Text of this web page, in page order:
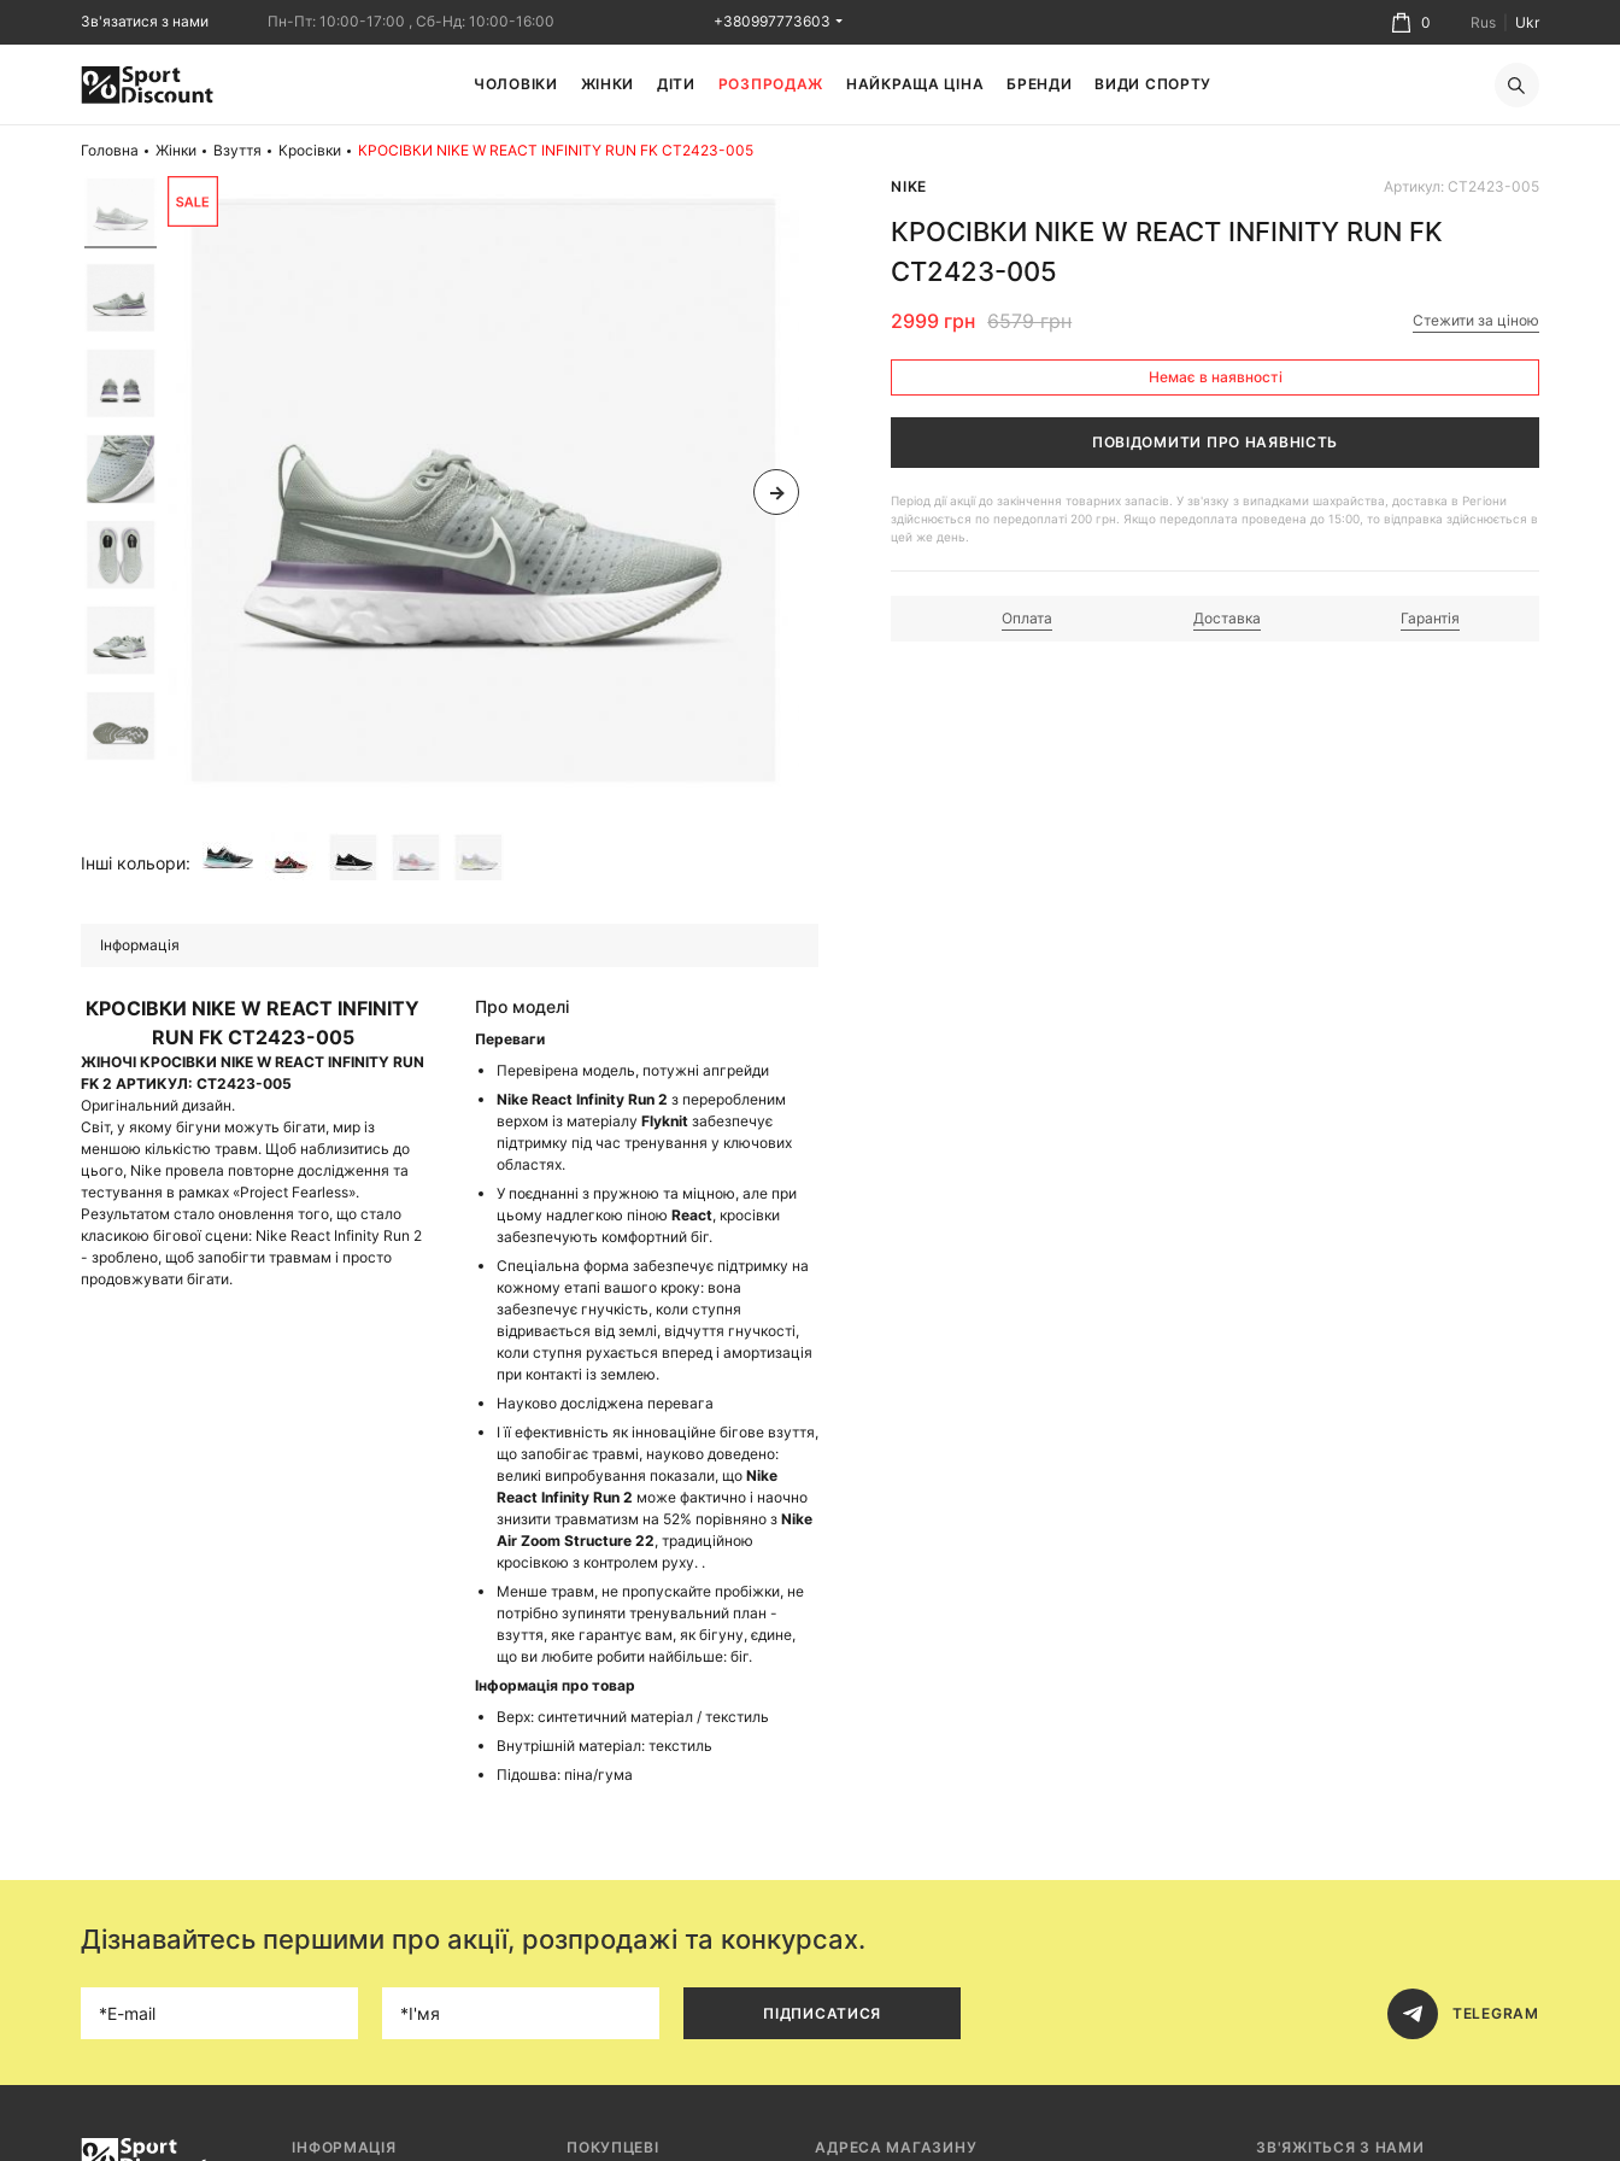
ЧОЛОВІКИ ЖІНКИ ДІТИ РОЗПРОДАЖ НАЙКРАЩА ЦІНА БРЕНДИ ВИДИ СПОРТУ
+380997773603
Зв'язатися з нами Пн-Пт: 10:00-17:00 , Сб-Нд: 10:00-16:00 0 Rus Ukr
Головна Жінки Взуття Кросівки
КРОСІВКИ NIKE W REACT INFINITY RUN FK CT2423-005
NIKE
Артикул: CT2423-005
КРОСІВКИ NIKE W REACT INFINITY RUN FK
CT2423-005
2999 грн 6579 грн Стежити за ціною
Немає в наявності
ПОВІДОМИТИ ПРО НАЯВНІСТЬ
Період дії акції до закінчення товарних запасів. У зв'язку з випадками шахрайства, доставка в Регіони
здійснюється по передоплаті 200 грн. Якщо передоплата проведена до 15:00, то відправка здійснюється в
цей же день.
Оплата Доставка Гарантія
Інші кольори:
Інформація
КРОСІВКИ NIKE W REACT INFINITY
RUN FK CT2423-005
ЖІНОЧІ КРОСІВКИ NIKE W REACT INFINITY RUN
FK 2 АРТИКУЛ: CT2423-005
Оригінальний дизайн.
Світ, у якому бігуни можуть бігати, мир із
меншою кількістю травм. Щоб наблизитись до
цього, Nike провела повторне дослідження та
тестування в рамках «Project Fearless».
Результатом стало оновлення того, що стало
класикою бігової сцени: Nike React Infinity Run 2
- зроблено, щоб запобігти травмам і просто
продовжувати бігати.
Про моделі
Переваги
Перевірена модель, потужні апгрейди
Nike React Infinity Run 2 з переробленим
верхом із матеріалуFlyknitзабезпечує
підтримку під час тренування у ключових
областях.
У поєднанні з пружною та міцною, але при
цьому надлегкою піноюReact, кросівки
забезпечують комфортний біг.
Спеціальна форма забезпечує підтримку на
кожному етапі вашого кроку: вона
забезпечує гнучкість, коли ступня
відривається від землі, відчуття гнучкості,
коли ступня рухається вперед і амортизація
при контакті із землею.
Науково досліджена перевага
І її ефективність як інноваційне бігове взуття,
що запобігає травмі, науково доведено:
великі випробування показали, щоNike
React Infinity Run 2 може фактично і наочно
знизити травматизм на 52% порівняно зNike
Air Zoom Structure 22, традиційною
кросівкою з контролем руху. .
Менше травм, не пропускайте пробіжки, не
потрібно зупиняти тренувальний план -
взуття, яке гарантує вам, як бігуну, єдине,
що ви любите робити найбільше: біг.
Інформація про товар
Верх: синтетичний матеріал / текстиль
Внутрішній матеріал: текстиль
Підошва: піна/гума
Дізнавайтесь першими про акції, розпродажі та конкурсах.
ПІДПИСАТИСЯ TELEGRAM
ІНФОРМАЦІЯ ПОКУПЦЕВІ АДРЕСА МАГАЗИНУ ЗВ'ЯЖІТЬСЯ З НАМИ